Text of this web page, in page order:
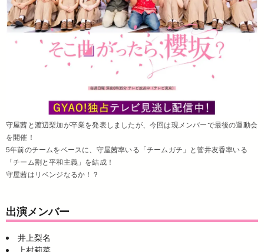
守屋茜と渡辺梨加が卒業を発表しましたが、今回は現メンバーで最後の運動会
を開催！
5年前のチームをベースに、守屋茜率いる「チームガチ」と菅井友香率いる
「チーム割と平和主義」を結成！
守屋茜はリベンジなるか！？
出演メンバー
井上梨名
上村莉菜